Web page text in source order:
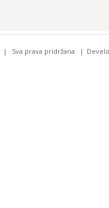
Sva prava pridržana